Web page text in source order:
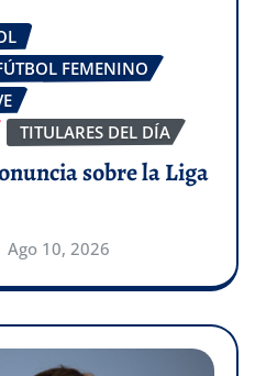
FEMENINO
TITULARES DEL DÍA
sobre la Liga
Ago 10, 2026